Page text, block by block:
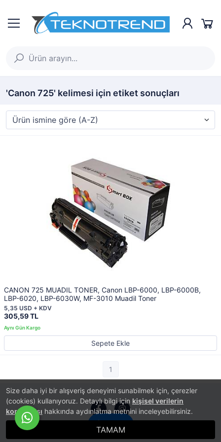
Size daha iyi bir alışveriş deneyimi sunabilmek için, çerezler
(cookies) kullanıyoruz. Detaylı bilgi için kişisel verilerin
korunması hakkında aydınlatma metnini inceleyebilirsiniz.
TAMAM
'Canon 725' kelimesi için etiket sonuçları
CANON 725 MUADIL TONER, Canon LBP-6000, LBP-6000B,
LBP-6020, LBP-6030W, MF-3010 Muadil Toner
305,59 TL
5,35 USD + KDV
Sepete Ekle
1
İletişim
E-Ticaret Sistemi